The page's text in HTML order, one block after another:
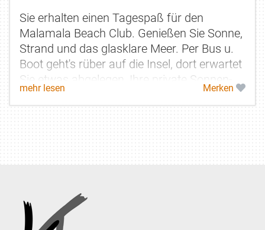
Sie erhalten einen Tagespaß für den
Malamala Beach Club. Genießen Sie Sonne,
Strand und das glasklare Meer. Per Bus u.
Boot geht's rüber auf die Insel, dort erwartet
Sie etwas abgelegen, Ihre private Sonnen-
Cabana für 2 mit Handtuch...
mehr lesen Merken